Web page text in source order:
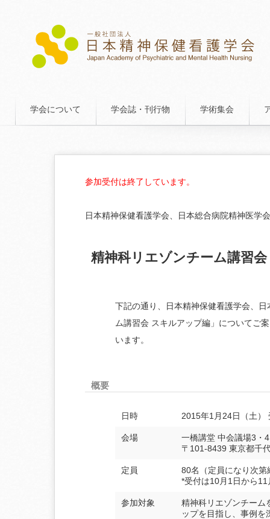
学会について 学会誌・刊行物 学術集会
参加受付は終了しています。
日本精神保健看護学会、日本総合病院精神医学
精神科リエゾンチーム講習
下記の通り、日本精神保健看護学会、
ム講習会 スキルアップ編」についてご
います。
概要
日時 2015年1月24日（土）
会場
一橋講堂 中会議場3・4
〒101-8439 東京都千
定員
80名（定員になり次第
*受付は10月1日から11
参加対象
精神科リエゾンチーム
ップを目指し、事例